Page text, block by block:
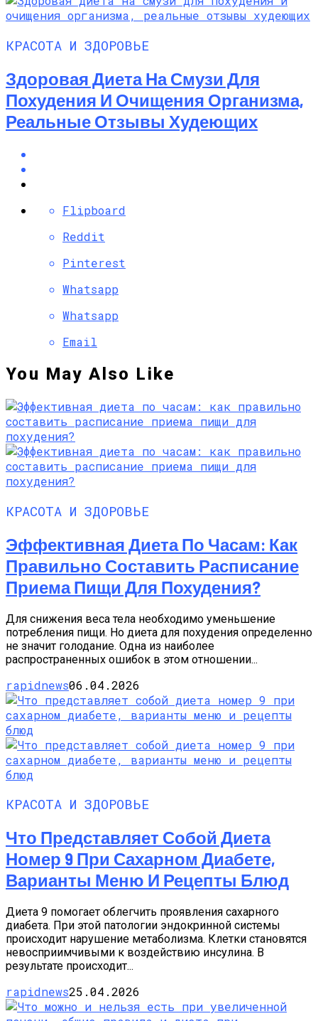
КРАСОТА И ЗДОРОВЬЕ
Здоровая Диета На Смузи Для
Похудения И Очищения Организма,
Реальные Отзывы Худеющих
Flipboard
Reddit
Pinterest
Whatsapp
Whatsapp
Email
You May Also Like
КРАСОТА И ЗДОРОВЬЕ
Эффективная Диета По Часам: Как
Правильно Составить Расписание
Приема Пищи Для Похудения?
Для снижения веса тела необходимо уменьшение
потребления пищи. Но диета для похудения определенно
не значит голодание. Одна из наиболее
распространенных ошибок в этом отношении...
rapidnews06.04.2026
КРАСОТА И ЗДОРОВЬЕ
Что Представляет Собой Диета
Номер 9 При Сахарном Диабете,
Варианты Меню И Рецепты Блюд
Диета 9 помогает облегчить проявления сахарного
диабета. При этой патологии эндокринной системы
происходит нарушение метаболизма. Клетки становятся
невосприимчивыми к воздействию инсулина. В
результате происходит...
rapidnews25.04.2026